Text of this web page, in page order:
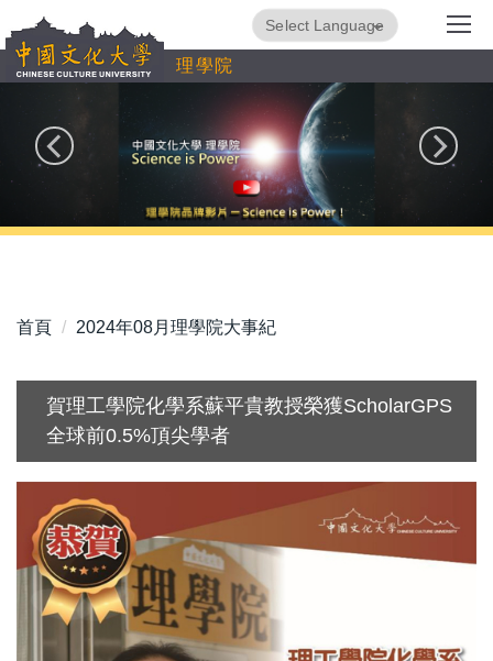
到
主
理學院
Translate
首頁 2024年08月理學院大事紀
賀理工學院化學系蘇平貴教授榮獲ScholarGPS
全球前0.5%頂尖學者